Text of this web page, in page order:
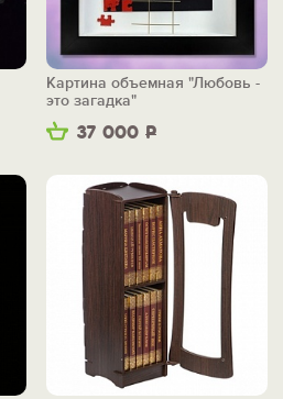
37 000 Р
Картина объемная "Любовь -
это загадка"